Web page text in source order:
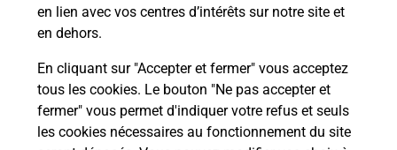
en lien avec vos centres d’intérêts sur notre site et
en dehors.
En cliquant sur "Accepter et fermer" vous acceptez
tous les cookies. Le bouton "Ne pas accepter et
fermer" vous permet d'indiquer votre refus et seuls
les cookies nécessaires au fonctionnement du site
Questions fréquemment posées